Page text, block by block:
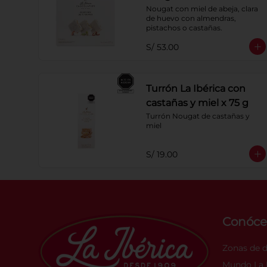
Nougat con miel de abeja, clara
de huevo con almendras,
pistachos o castañas.
S/ 53.00
Turrón La Ibérica con
castañas y miel x 75 g
Turrón Nougat de castañas y
miel
S/ 19.00
Zonas de
Mundo La